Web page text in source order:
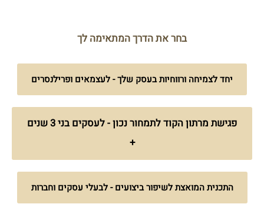
בחר את הדרך המתאימה לך
התכנית המואצת לשיפור ביצועים - לבעלי עסקים וחברות
פגישת מרתון הקוד לתמחור נכון - לעסקים בני 3 שנים
+
יחד לצמיחה ורווחיות בעסק שלך - לעצמאים ופרילנסרים